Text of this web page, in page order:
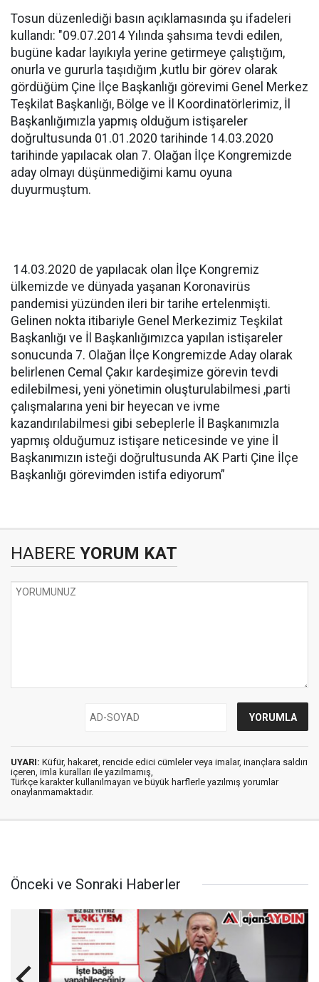
Tosun düzenlediği basın açıklamasında şu ifadeleri
kullandı: "09.07.2014 Yılında şahsıma tevdi edilen,
bugüne kadar layıkıyla yerine getirmeye çalıştığım,
onurla ve gururla taşıdığım ,kutlu bir görev olarak
gördüğüm Çine İlçe Başkanlığı görevimi Genel Merkez
Teşkilat Başkanlığı, Bölge ve İl Koordinatörlerimiz, İl
Başkanlığımızla yapmış olduğum istişareler
doğrultusunda 01.01.2020 tarihinde 14.03.2020
tarihinde yapılacak olan 7. Olağan İlçe Kongremizde
aday olmayı düşünmediğimi kamu oyuna
duyurmuştum.
14.03.2020 de yapılacak olan İlçe Kongremiz
ülkemizde ve dünyada yaşanan Koronavirüs
pandemisi yüzünden ileri bir tarihe ertelenmişti.
Gelinen nokta itibariyle Genel Merkezimiz Teşkilat
Başkanlığı ve İl Başkanlığımızca yapılan istişareler
sonucunda 7. Olağan İlçe Kongremizde Aday olarak
belirlenen Cemal Çakır kardeşimize görevin tevdi
edilebilmesi, yeni yönetimin oluşturulabilmesi ,parti
çalışmalarına yeni bir heyecan ve ivme
kazandırılabilmesi gibi sebeplerle İl Başkanımızla
yapmış olduğumuz istişare neticesinde ve yine İl
Başkanımızın isteği doğrultusunda AK Parti Çine İlçe
Başkanlığı görevimden istifa ediyorum”
HABERE YORUM KAT
UYARI: Küfür, hakaret, rencide edici cümleler veya imalar, inançlara saldırı
içeren, imla kuralları ile yazılmamış,
Türkçe karakter kullanılmayan ve büyük harflerle yazılmış yorumlar
onaylanmamaktadır.
Önceki ve Sonraki Haberler